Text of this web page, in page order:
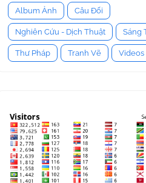
Album Ảnh Câu Đối
Nghiên Cứu - Dịch Thuật Sáng
Thư Pháp Tranh Vẽ Videos